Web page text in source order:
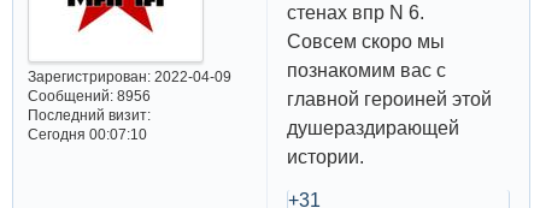
Зарегистрирован: 2022-04-09
Сообщений:8956
Последний визит:
Сегодня 00:07:10
стенах впр N 6.
Совсем скоро мы
познакомим вас с
главной героиней этой
душераздирающей
истории.
+31